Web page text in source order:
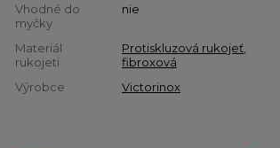
Vhodné do
myčky
nie
Materiál
rukojeti
Protiskluzová rukojeť
fibroxová
Výrobce
Victorinox